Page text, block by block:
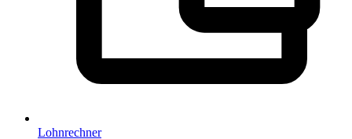
Lohnrechner